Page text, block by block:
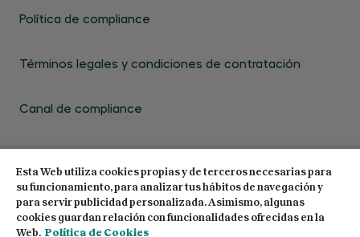
Política de compliance
Términos legales y condiciones de contratación
Canal de compliance
© 2026 Centro de Estudios Garrigues. Todos los
Esta Web utiliza cookies propias y de terceros necesarias para
su funcionamiento, para analizar tus hábitos de navegación y
para servir publicidad personalizada. Asimismo, algunas
cookies guardan relación con funcionalidades ofrecidas en la
Web. Política de Cookies